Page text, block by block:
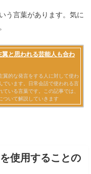
う言葉があります。気に
使用することの